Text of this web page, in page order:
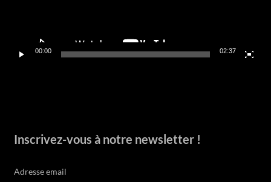
00:00 02:37
Inscrivez-vous à notre newsletter !
Adresse email